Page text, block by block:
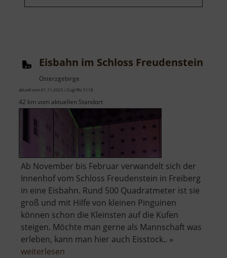
Eisbahn im Schloss Freudenstein
Osterzgebirge
aktuell vom 01.11.2025 / Zugriffe: 5118
42 km vom aktuellen Standort
Ab November bis Februar verwandelt sich der
Innenhof vom Schloss Freudenstein in Freiberg
in eine Eisbahn. Rund 500 Quadratmeter ist sie
groß und mit Hilfe von kleinen Pinguinen
können schon die Kleinsten auf die Kufen
steigen. Möchte man gerne als Mannschaft was
erleben, kann man hier auch Eisstock.. »
weiterlesen